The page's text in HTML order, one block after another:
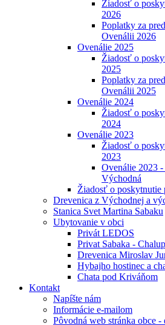
Žiadosť o
2026
Poplatky za
Ovenálii 2026
Ovenálie 2025
Žiadosť o
2025
Poplatky za
Ovenálii 2025
Ovenálie 2024
Žiadosť o
2024
Ovenálie 2023
Žiadosť o
2023
Ovenálie 2023
Východná
Žiadosť o poskytnutie
Drevenica z Východnej a
Stanica Svet Martina Sabaku
Ubytovanie v obci
Privát LEDOS
Privat Sabaka -
Drevenica Miroslav
Hybajho hostinec a
Chata pod Kriváňom
Kontakt
Napíšte nám
Informácie e-mailom
Pôvodná web stránka obce -